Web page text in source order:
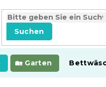
Suchen
Garten